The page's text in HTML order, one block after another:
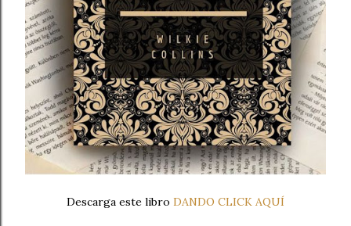
Descarga este libro DANDO CLICK AQUÍ